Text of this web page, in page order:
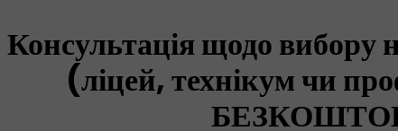
Консультація щодо вибору
(ліцей, технікум чи